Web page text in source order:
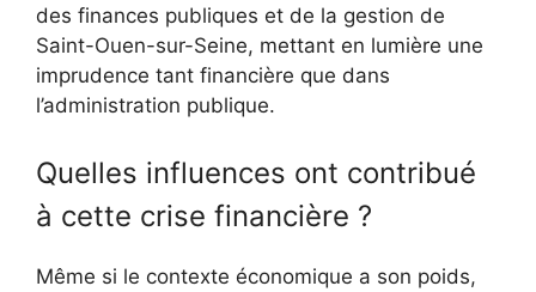
des finances publiques et de la gestion de
Saint-Ouen-sur-Seine, mettant en lumière une
imprudence tant financière que dans
l’administration publique.
Quelles influences ont contribué
à cette crise financière ?
Même si le contexte économique a son poids,